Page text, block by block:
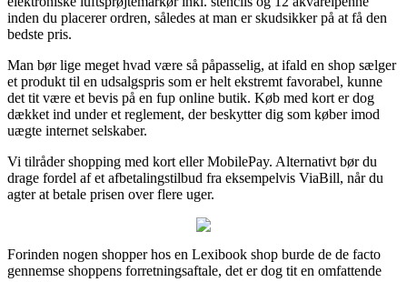
inden du placerer ordren, således at man er skudsikker på at få den
bedste pris.
Man bør lige meget hvad være så påpasselig, at ifald en shop sælger
et produkt til en udsalgspris som er helt ekstremt favorabel, kunne
det tit være et bevis på en fup online butik. Køb med kort er dog
dækket ind under et reglement, der beskytter dig som køber imod
uægte internet selskaber.
Vi tilråder shopping med kort eller MobilePay. Alternativt bør du
drage fordel af et afbetalingstilbud fra eksempelvis ViaBill, når du
agter at betale prisen over flere uger.
Forinden nogen shopper hos en Lexibook shop burde de de facto
gennemse shoppens forretningsaftale, det er dog tit en omfattende